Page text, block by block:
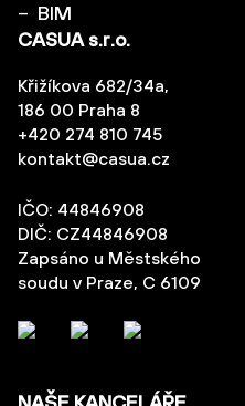
CASUA s.r.o.
Křižíkova 682/34a,
186 00 Praha 8
+420 274 810 745
kontakt@casua.cz
IČO: 44846908
DIČ: CZ44846908
Zapsáno u Městského
soudu v Praze, C 6109
BIM